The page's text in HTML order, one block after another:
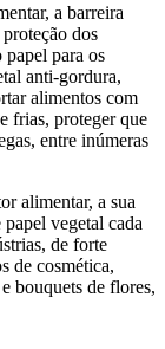
a barreira
dos
para os
anti-gordura,
alimentos com
frias, proteger que
entre inúmeras
alimentar, a sua
vegetal cada
de forte
de cosmética,
bouquets de flores,